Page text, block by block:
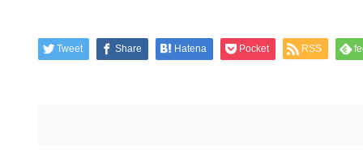
Tweet Share Hatena Pocket RSS